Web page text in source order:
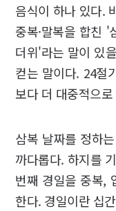
음식이 하나 있다.
중복·말복을 합친
더위'라는 말이 있
컫는 말이다. 24절
보다 더 대중적으
삼복 날짜를 정하
까다롭다. 하지를
번째 경일을 중복,
한다. 경일이란 십